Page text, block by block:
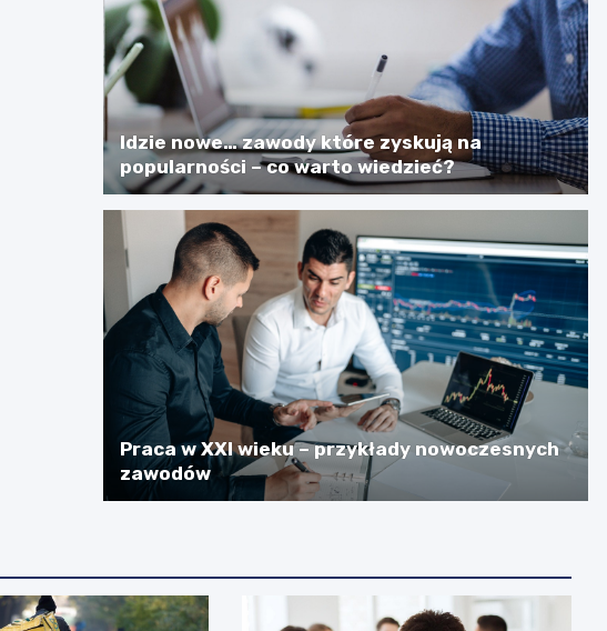
Idzie nowe… zawody które zyskują na
popularności – co warto wiedzieć?
Praca w XXI wieku – przykłady nowoczesnych
zawodów